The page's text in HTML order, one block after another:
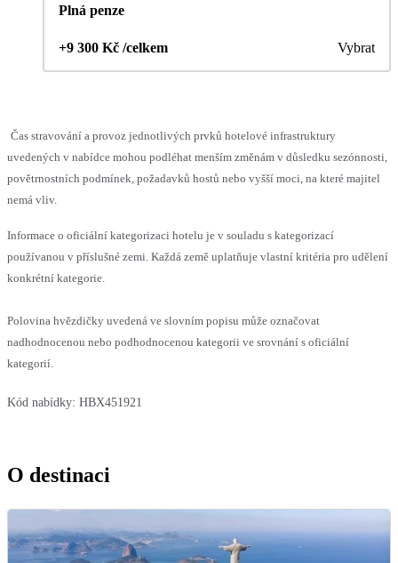
Plná penze
+9 300 Kč /celkem Vybrat
Čas stravování a provoz jednotlivých prvků hotelové infrastruktury
uvedených v nabídce mohou podléhat menším změnám v důsledku sezónnosti,
povětrnostních podmínek, požadavků hostů nebo vyšší moci, na které majitel
nemá vliv.
Informace o oficiální kategorizaci hotelu je v souladu s kategorizací
používanou v příslušné zemi. Každá země uplatňuje vlastní kritéria pro udělení
konkrétní kategorie.
Polovina hvězdičky uvedená ve slovním popisu může označovat
nadhodnocenou nebo podhodnocenou kategorii ve srovnání s oficiální
kategorií.
Kód nabídky: HBX451921
O destinaci